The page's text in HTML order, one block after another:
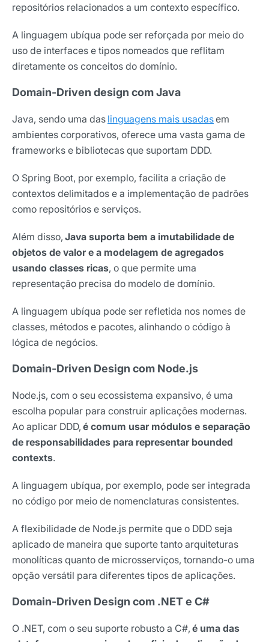
repositórios relacionados a um contexto específico.
A linguagem ubíqua pode ser reforçada por meio do
uso de interfaces e tipos nomeados que reflitam
diretamente os conceitos do domínio.
Domain-Driven design com Java
Java, sendo uma das linguagens mais usadasem
ambientes corporativos, oferece uma vasta gama de
frameworks e bibliotecas que suportam DDD.
O Spring Boot, por exemplo, facilita a criação de
contextos delimitados e a implementação de padrões
como repositórios e serviços.
Além disso, Java suporta bem a imutabilidade de
objetos de valor e a modelagem de agregados
usando classes ricas, o que permite uma
representação precisa do modelo de domínio.
A linguagem ubíqua pode ser refletida nos nomes de
classes, métodos e pacotes, alinhando o código à
lógica de negócios.
Domain-Driven Design com Node.js
Node.js, com o seu ecossistema expansivo, é uma
escolha popular para construir aplicações modernas.
Ao aplicar DDD, é comum usar módulos e separação
de responsabilidades para representar bounded
contexts.
A linguagem ubíqua, por exemplo, pode ser integrada
no código por meio de nomenclaturas consistentes.
A flexibilidade de Node.js permite que o DDD seja
aplicado de maneira que suporte tanto arquiteturas
monolíticas quanto de microsserviços, tornando-o uma
opção versátil para diferentes tipos de aplicações.
Domain-Driven Design com .NET e C#
O .NET, com o seu suporte robusto a C#, é uma das